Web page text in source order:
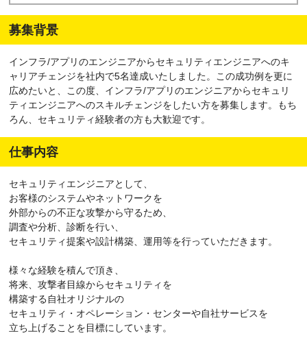
募集背景
インフラ/アプリのエンジニアからセキュリティエンジニアへのキ
ャリアチェンジを社内で5名達成いたしました。この成功例を更に
広めたいと、この度、インフラ/アプリのエンジニアからセキュリ
ティエンジニアへのスキルチェンジをしたい方を募集します。もち
ろん、セキュリティ経験者の方も大歓迎です。
仕事内容
セキュリティエンジニアとして、
お客様のシステムやネットワークを
外部からの不正な攻撃から守るため、
調査や分析、診断を行い、
セキュリティ提案や設計構築、運用等を行っていただきます。
様々な経験を積んで頂き、
将来、攻撃者目線からセキュリティを
構築する自社オリジナルの
セキュリティ・オペレーション・センターや自社サービスを
立ち上げることを目標にしています。